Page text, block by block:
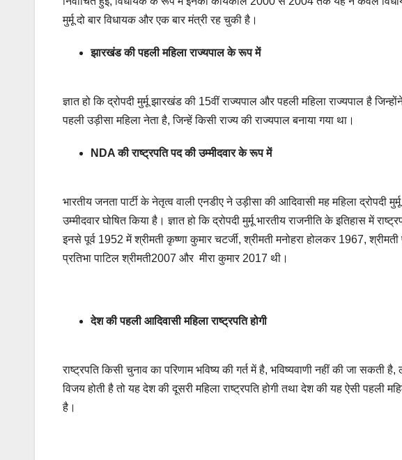
मुर्मू दो बार विधायक और एक बार मंत्री रह चुकी है।
झारखंड की पहली महिला राज्यपाल के रूप में
ज्ञात हो कि द्रोपदी मुर्मू झारखंड की 15वीं राज्यपाल और पहली महिला राज्यपाल है
पहली उड़ीसा महिला नेता है, जिन्हें किसी राज्य की राज्यपाल बनाया गया था।
NDA की राष्ट्रपति पद की उम्मीदवार के रूप में
भारतीय जनता पार्टी के नेतृत्व वाली एनडीए ने उड़ीसा की आदिवासी मह महिला द्रोपदी
उम्मीदवार घोषित किया है। ज्ञात हो कि द्रोपदी मुर्मू भारतीय राजनीति के इतिहास में
इनसे पूर्व 1952 में श्रीमती कृष्णा कुमार चटर्जी, श्रीमती मनोहरा होलकर 1967,
प्रतिभा पाटिल श्रीमती2007 और मीरा कुमार 2017 थी।
देश की पहली आदिवासी महिला राष्ट्रपति होगी
राष्ट्रपति किसी चुनाव का परिणाम भविष्य की गर्त में है, भविष्यवाणी नहीं की जा सकती है,
विजय होती है तो यह देश की दूसरी महिला राष्ट्रपति होगी तथा देश की यह ऐसी पहली
है।